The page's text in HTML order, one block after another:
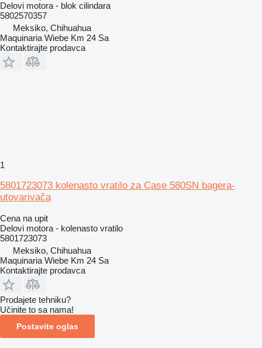
Delovi motora - blok cilindara
5802570357
Meksiko, Chihuahua
Maquinaria Wiebe Km 24 Sa
Kontaktirajte prodavca
1
5801723073 kolenasto vratilo za Case 580SN bagera-
utovarivača
Cena na upit
Delovi motora - kolenasto vratilo
5801723073
Meksiko, Chihuahua
Maquinaria Wiebe Km 24 Sa
Kontaktirajte prodavca
Prodajete tehniku?
Učinite to sa nama!
Postavite oglas